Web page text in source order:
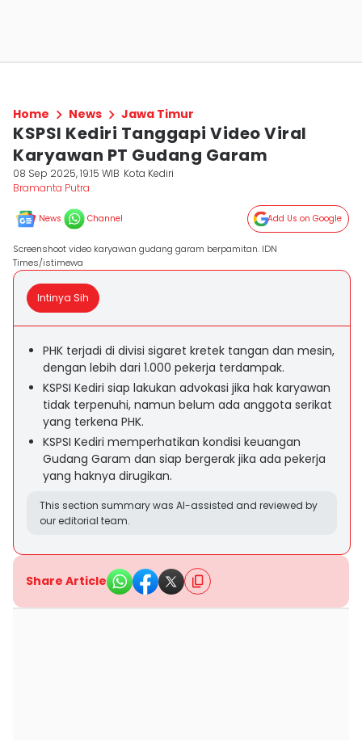
Home News Jawa Timur
KSPSI Kediri Tanggapi Video Viral
Karyawan PT Gudang Garam
08 Sep 2025, 19:15 WIB Kota Kediri
Bramanta Putra
News Channel Add Us on Google
Screenshoot video karyawan gudang garam berpamitan. IDN
Times/istimewa
Intinya Sih
PHK terjadi di divisi sigaret kretek tangan dan mesin,
dengan lebih dari 1.000 pekerja terdampak.
KSPSI Kediri siap lakukan advokasi jika hak karyawan
tidak terpenuhi, namun belum ada anggota serikat
yang terkena PHK.
KSPSI Kediri memperhatikan kondisi keuangan
Gudang Garam dan siap bergerak jika ada pekerja
yang haknya dirugikan.
This section summary was AI-assisted and reviewed by
our editorial team.
Share Article